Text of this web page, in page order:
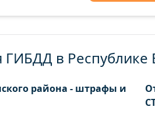
ГИБДД в Республике
района - штрафы и